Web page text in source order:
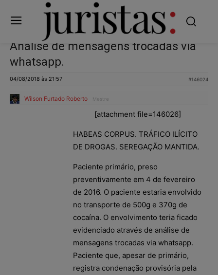
Análise de mensagens trocadas via
whatsapp.
04/08/2018 às 21:57 #146024
Wilson Furtado Roberto Mestre
[attachment file=146026]
HABEAS CORPUS. TRÁFICO ILÍCITO
DE DROGAS. SEREGAÇÃO MANTIDA.
Paciente primário, preso
preventivamente em 4 de fevereiro
de 2016. O paciente estaria envolvido
no transporte de 500g e 370g de
cocaína. O envolvimento teria ficado
evidenciado através de análise de
mensagens trocadas via whatsapp.
Paciente que, apesar de primário,
registra condenação provisória pela